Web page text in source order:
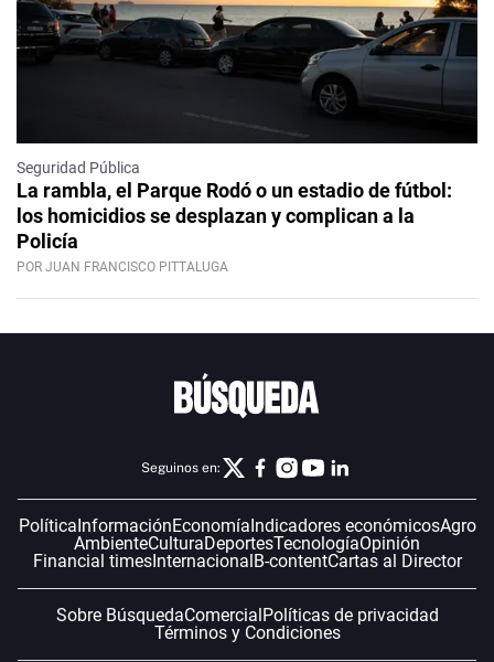
Seguridad Pública
La rambla, el Parque Rodó o un estadio de fútbol:
los homicidios se desplazan y complican a la
Policía
POR JUAN FRANCISCO PITTALUGA
Seguinos en:
Política InformaciónEconomía Indicadores económicosAgro
AmbienteCulturaDeportesTecnologíaOpinión
Financial timesInternacional B-contentCartas al Director
Sobre BúsquedaComercial Políticas de privacidad
Términos y Condiciones